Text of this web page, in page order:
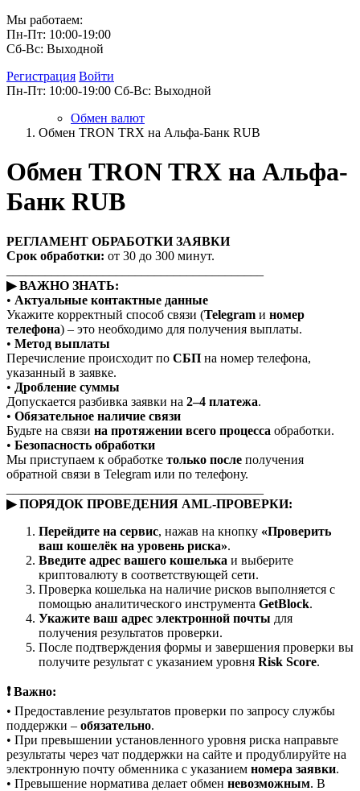
Мы работаем:
Пн-Пт: 10:00-19:00
Сб-Вс: Выходной
Регистрация Войти
Пн-Пт: 10:00-19:00 Сб-Вс: Выходной
Обмен валют
Обмен TRON TRX на Альфа-Банк RUB
Обмен TRON TRX на Альфа-
Банк RUB
РЕГЛАМЕНТ ОБРАБОТКИ ЗАЯВКИ
Срок обработки: от 30 до 300 минут.
▶ ВАЖНО ЗНАТЬ:
• Актуальные контактные данные
Укажите корректный способ связи (Telegram и номер
телефона) – это необходимо для получения выплаты.
• Метод выплаты
Перечисление происходит по СБП на номер телефона,
указанный в заявке.
• Дробление суммы
Допускается разбивка заявки на 2–4 платежа.
• Обязательное наличие связи
Будьте на связи на протяжении всего процесса обработки.
• Безопасность обработки
Мы приступаем к обработке только после получения
обратной связи в Telegram или по телефону.
▶ ПОРЯДОК ПРОВЕДЕНИЯ AML-ПРОВЕРКИ:
Перейдите на сервис, нажав на кнопку «Проверить
ваш кошелёк на уровень риска».
Введите адрес вашего кошелька и выберите
криптовалюту в соответствующей сети.
Проверка кошелька на наличие рисков выполняется с
помощью аналитического инструмента GetBlock.
Укажите ваш адрес электронной почты для
получения результатов проверки.
После подтверждения формы и завершения проверки вы
получите результат с указанием уровня Risk Score.
❗ Важно:
• Предоставление результатов проверки по запросу службы
поддержки – обязательно.
• При превышении установленного уровня риска направьте
результаты через чат поддержки на сайте и продублируйте на
электронную почту обменника с указанием номера заявки.
• Превышение норматива делает обмен невозможным. В